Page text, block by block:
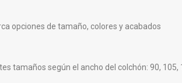
opciones de tamaño, colores y acabados
tamaños según el ancho del colchón: 90, 105,